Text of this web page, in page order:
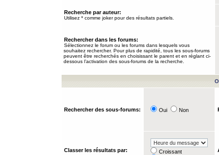
Recherche par auteur:
Utilisez * comme joker pour des résultats partiels.
Rechercher dans les forums:
Sélectionnez le forum ou les forums dans lesquels vous
souhaitez rechercher. Pour plus de rapidité, tous les sous-forums
peuvent être recherchés en choisissant le parent et en réglant ci-
dessous l’activation des sous-forums de la recherche.
Rechercher des sous-forums: Oui Non
Classer les résultats par:
Croissant